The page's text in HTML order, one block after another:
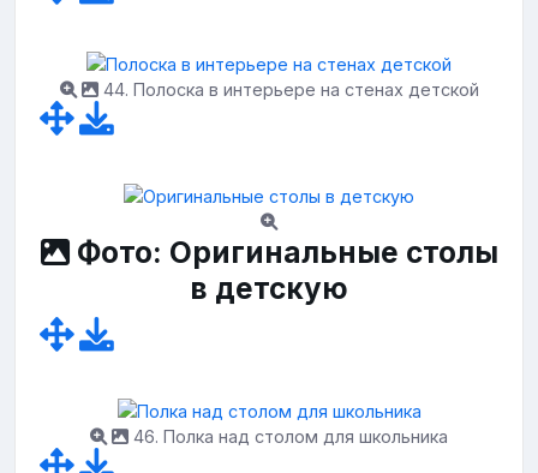
44. Полоска в интерьере на стенах детской
Фото: Оригинальные столы
в детскую
46. Полка над столом для школьника